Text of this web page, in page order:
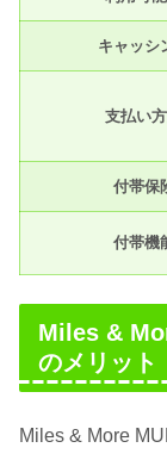
キャッシ
支払い
付帯保
付帯機
Miles &
のメリット
Miles & More